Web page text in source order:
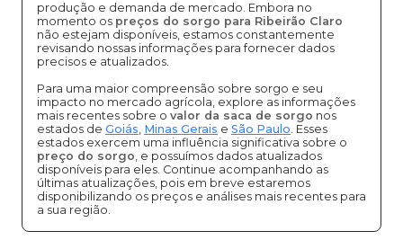
produção e demanda de mercado. Embora no
momento os preços do sorgo para Ribeirão Claro
não estejam disponíveis, estamos constantemente
revisando nossas informações para fornecer dados
precisos e atualizados.
Para uma maior compreensão sobre sorgo e seu
impacto no mercado agrícola, explore as informações
mais recentes sobre o valor da saca de sorgo nos
estados de Goiás, Minas Gerais e São Paulo. Esses
estados exercem uma influência significativa sobre o
preço do sorgo, e possuímos dados atualizados
disponíveis para eles. Continue acompanhando as
últimas atualizações, pois em breve estaremos
disponibilizando os preços e análises mais recentes para
a sua região.